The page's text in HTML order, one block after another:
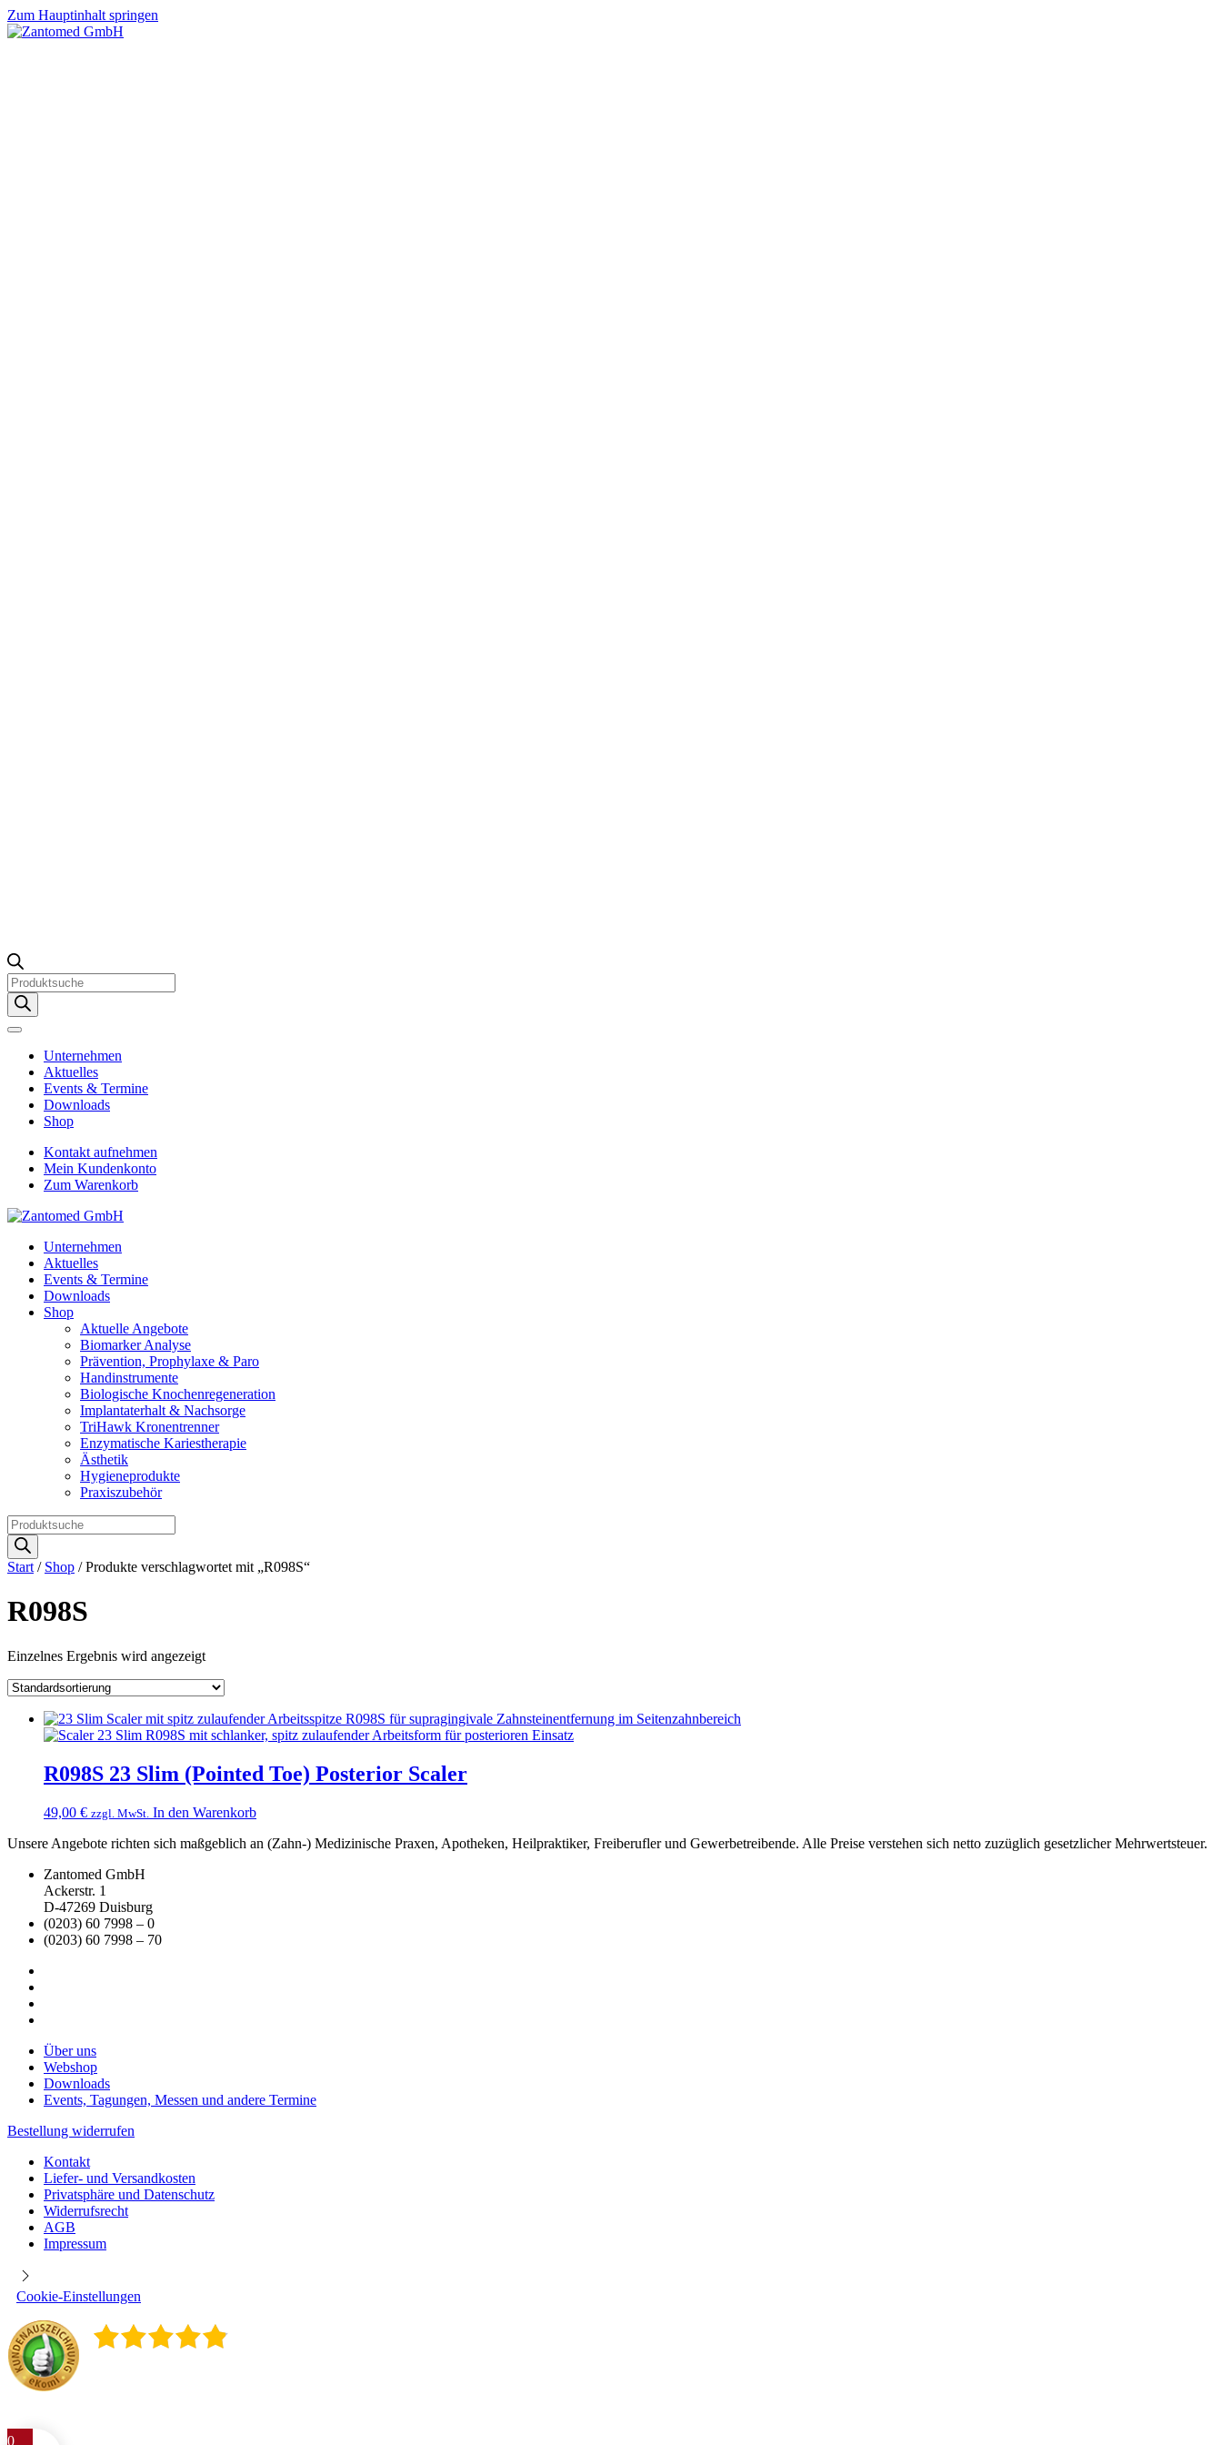
Zum Hauptinhalt springen
Products
search
Unternehmen
Aktuelles
Events & Termine
Downloads
Shop
Kontakt aufnehmen
Mein Kundenkonto
Zum Warenkorb
Unternehmen
Aktuelles
Events & Termine
Downloads
Shop
Aktuelle Angebote
Biomarker Analyse
Prävention, Prophylaxe & Paro
Handinstrumente
Biologische Knochenregeneration
Implantaterhalt & Nachsorge
TriHawk Kronentrenner
Enzymatische Kariestherapie
Ästhetik
Hygieneprodukte
Praxiszubehör
Products
search
Start / Shop / Produkte verschlagwortet mit „R098S“
R098S
Einzelnes Ergebnis wird angezeigt
R098S 23 Slim (Pointed Toe) Posterior Scaler
49,00 € zzgl. MwSt. In den Warenkorb
Unsere Angebote richten sich maßgeblich an (Zahn-) Medizinische Praxen, Apotheken, Heilpraktiker, Freiberufler und Gewerbetreibende. Alle Preise verstehen sich netto zuzüglich gesetzlicher Mehrwertsteuer.
Zantomed GmbH
Ackerstr. 1
D-47269 Duisburg
(0203) 60 7998 – 0
(0203) 60 7998 – 70
Über uns
Webshop
Downloads
Events, Tagungen, Messen und andere Termine
Bestellung widerrufen
Kontakt
Liefer- und Versandkosten
Privatsphäre und Datenschutz
Widerrufsrecht
AGB
Impressum
Cookie-Einstellungen
0